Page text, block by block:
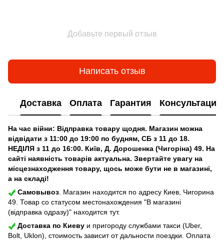
Добавьте первый отзыв
Написать отзыв
Доставка Оплата Гарантия Консультация
На час війни: Відправка товару щодня. Магазин можна
відвідати з 11:00 до 19:00 по будням, СБ з 11 до 18.
НЕДІЛЯ з 11 до 16:00. Київ, Д. Дорошенка (Чигоріна) 49. На
сайті наявність товарів актуальна. Звертайте увагу на
місцезнаходження товару, щось може бути не в магазині,
а на складі!
Самовывоз . Магазин находится по адресу Киев, Чигорина
49. Товар со статусом местонахождения "В магазині
(відправка одразу)" находится тут.
Доставка по Киеву и пригороду службами такси (Uber,
Bolt, Uklon), стоимость зависит от дальности поездки. Оплата